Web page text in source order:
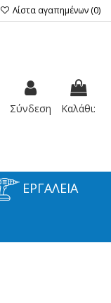
Λίστα αγαπημένων (0)
Σύνδεση Καλάθι:
ΕΡΓΑΛΕΙΑ